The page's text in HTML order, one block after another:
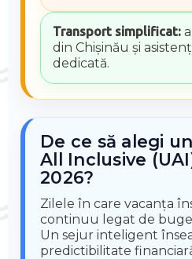
Transport simplificat:
din Chișinău și
dedicată.
De ce să alegi
All Inclusive
2026?
Zilele în care vacanța
continuu legat de
Un sejur inteligent
predictibilitate